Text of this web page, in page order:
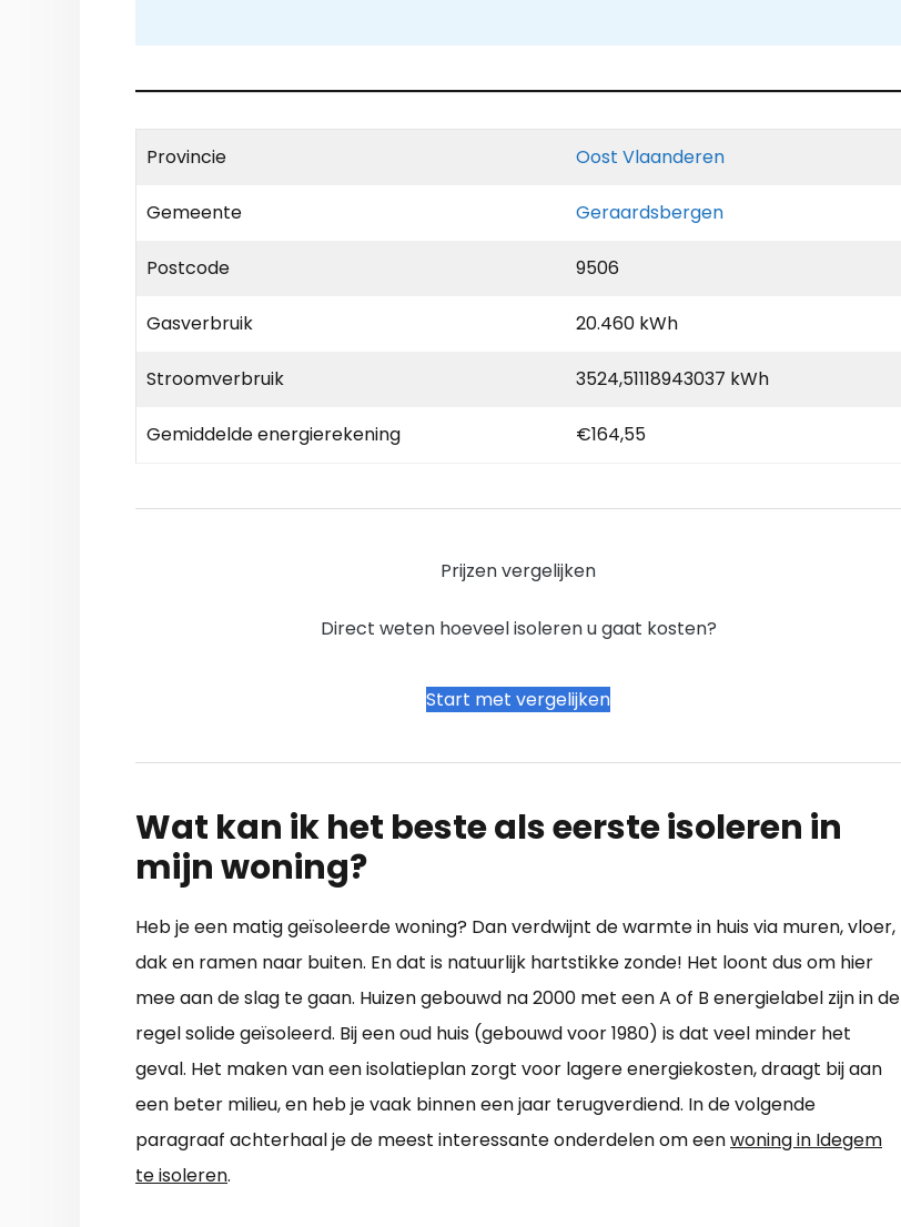
Provincie Oost Vlaanderen
Gemeente Geraardsbergen
Postcode 9506
Gasverbruik 20.460 kWh
Stroomverbruik 3524,51118943037 kWh
Gemiddelde energierekening €164,55
Prijzen vergelijken
Direct weten hoeveel isoleren u gaat kosten?
Start met vergelijken
Wat kan ik het beste als eerste isoleren in
mijn woning?
Heb je een matig geïsoleerde woning? Dan verdwijnt de warmte in huis via muren, vloer,
dak en ramen naar buiten. En dat is natuurlijk hartstikke zonde! Het loont dus om hier
mee aan de slag te gaan. Huizen gebouwd na 2000 met een A of B energielabel zijn in de
regel solide geïsoleerd. Bij een oud huis (gebouwd voor 1980) is dat veel minder het
geval. Het maken van een isolatieplan zorgt voor lagere energiekosten, draagt bij aan
een beter milieu, en heb je vaak binnen een jaar terugverdiend. In de volgende
paragraaf achterhaal je de meest interessante onderdelen om eenwoning in Idegem
te isoleren.